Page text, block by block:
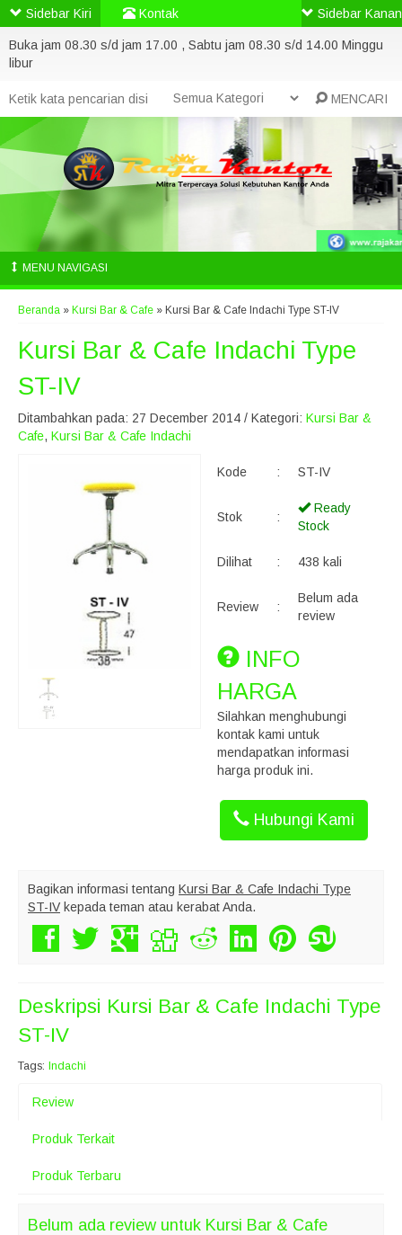
Buka jam 08.30 s/d jam 17.00 , Sabtu jam 08.30 s/d 14.00 Minggu
libur
MENCARI
MENU NAVIGASI
Beranda » Kursi Bar & Cafe » Kursi Bar & Cafe Indachi Type ST-IV
Kursi Bar & Cafe Indachi Type
ST-IV
Ditambahkan pada: 27 December 2014 / Kategori: Kursi Bar &
Cafe, Kursi Bar & Cafe Indachi
Kode : ST-IV
Stok :
Ready
Stock
Dilihat : 438 kali
Review :
Belum ada
review
INFO
HARGA
Silahkan menghubungi
kontak kami untuk
mendapatkan informasi
harga produk ini.
Hubungi Kami
Bagikan informasi tentang Kursi Bar & Cafe Indachi Type
ST-IV kepada teman atau kerabat Anda.
Deskripsi Kursi Bar & Cafe Indachi Type
ST-IV
Tags: Indachi
Review
Produk Terkait
Produk Terbaru
Belum ada review untuk Kursi Bar & Cafe
Sidebar Kiri Kontak Sidebar Kanan